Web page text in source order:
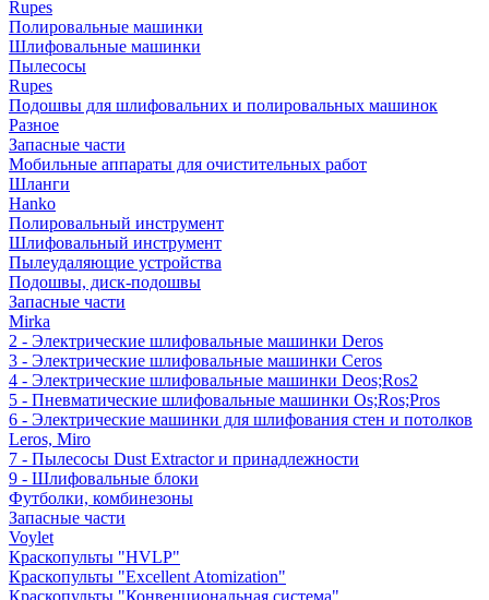
Rupes
Полировальные машинки
Шлифовальные машинки
Пылесосы
Rupes
Подошвы для шлифовальних и полировальных машинок
Разное
Запасные части
Мобильные аппараты для очистительных работ
Шланги
Hanko
Полировальный инструмент
Шлифовальный инструмент
Пылеудаляющие устройства
Подошвы, диск-подошвы
Запасные части
Mirka
2 - Электрические шлифовальные машинки Deros
3 - Электрические шлифовальные машинки Ceros
4 - Электрические шлифовальные машинки Deos;Ros2
5 - Пневматические шлифовальные машинки Os;Ros;Pros
6 - Электрические машинки для шлифования стен и потолков
Leros, Miro
7 - Пылесосы Dust Extractor и принадлежности
9 - Шлифовальные блоки
Футболки, комбинезоны
Запасные части
Voylet
Краскопульты "HVLP"
Краскопульты "Excellent Atomization"
Краскопульты "Конвенциональная система"